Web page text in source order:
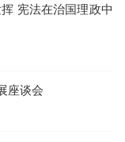
宪法在治国理政中
座谈会